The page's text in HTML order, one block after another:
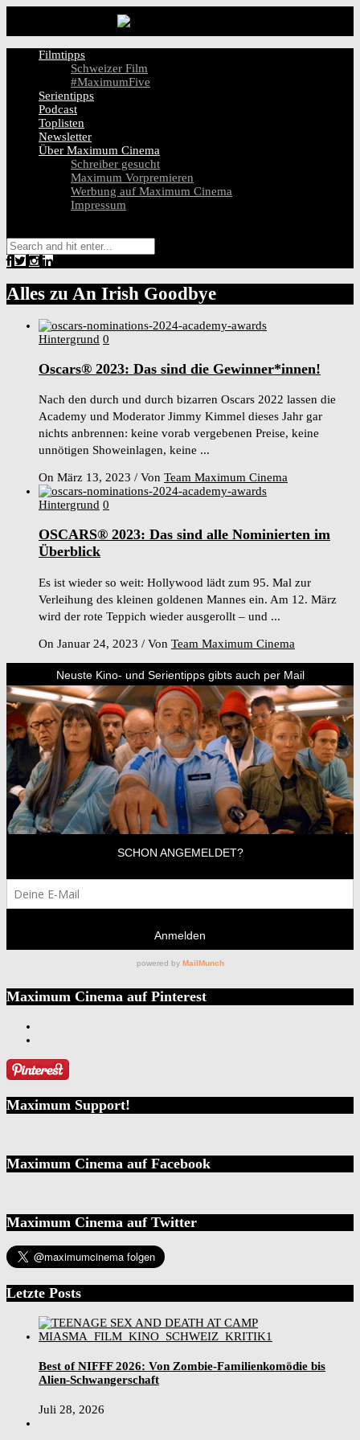
Filmtipps
Schweizer Film
#MaximumFive
Serientipps
Podcast
Toplisten
Newsletter
Über Maximum Cinema
Schreiber gesucht
Maximum Vorpremieren
Werbung auf Maximum Cinema
Impressum
Alles zu An Irish Goodbye
Hintergrund 0
Oscars® 2023: Das sind die Gewinner*innen!
Nach den durch und durch bizarren Oscars 2022 lassen die
Academy und Moderator Jimmy Kimmel dieses Jahr gar
nichts anbrennen: keine vorab vergebenen Preise, keine
unnötigen Showeinlagen, keine ...
On März 13, 2023 / Von Team Maximum Cinema
Hintergrund 0
OSCARS® 2023: Das sind alle Nominierten im
Überblick
Es ist wieder so weit: Hollywood lädt zum 95. Mal zur
Verleihung des kleinen goldenen Mannes ein. Am 12. März
wird der rote Teppich wieder ausgerollt – und ...
On Januar 24, 2023 / Von Team Maximum Cinema
Maximum Cinema auf Pinterest
Maximum Support!
Maximum Cinema auf Facebook
Maximum Cinema auf Twitter
Letzte Posts
Best of NIFFF 2026: Von Zombie-Familienkomödie bis
Alien-Schwangerschaft
Juli 28, 2026